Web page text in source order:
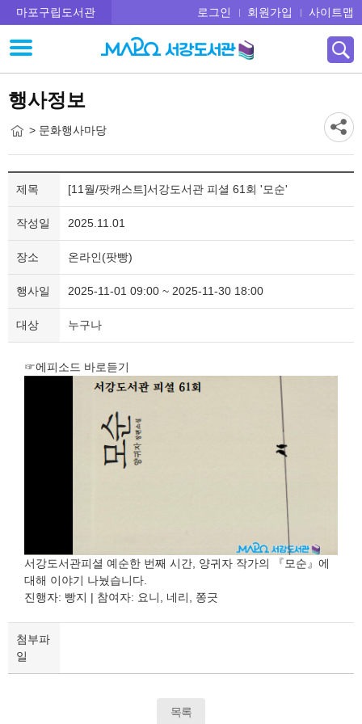
마포구립도서관 로그인 회원가입 사이트맵
행사정보
> 문화행사마당
제목 [11월/팟캐스트]서강도서관 피셜 61회 '모순'
작성일 2025.11.01
장소 온라인(팟빵)
행사일 2025-11-01 09:00 ~ 2025-11-30 18:00
대상 누구나
☞에피소드 바로듣기
서강도서관피셜 예순한 번째 시간, 양귀자 작가의 『모순』에
대해 이야기 나눴습니다.
진행자: 빵지 | 참여자: 요니, 네리, 쫑긋
첨부파
일
목록